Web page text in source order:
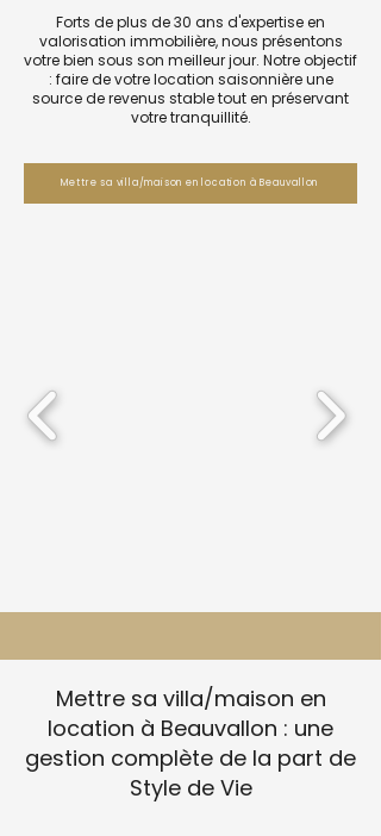
Forts de plus de 30 ans d'expertise en
valorisation immobilière, nous présentons
votre bien sous son meilleur jour. Notre objectif
: faire de votre location saisonnière une
source de revenus stable tout en préservant
votre tranquillité.
Mettre sa villa/maison en location à Beauvallon
Mettre sa villa/maison en
location à Beauvallon : une
gestion complète de la part de
Style de Vie